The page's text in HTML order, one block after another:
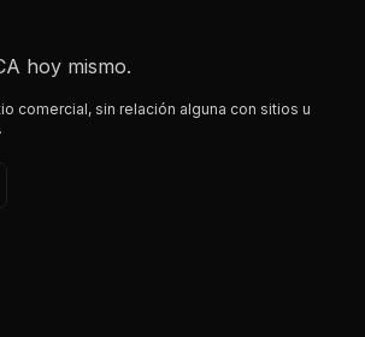
hoy mismo.
comercial, sin relación alguna con sitios u